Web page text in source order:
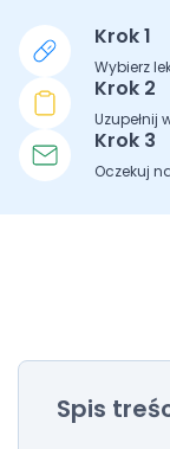
Krok 1
Wybierz
Krok 2
Uzupełnij
Krok 3
Oczekuj
Spis